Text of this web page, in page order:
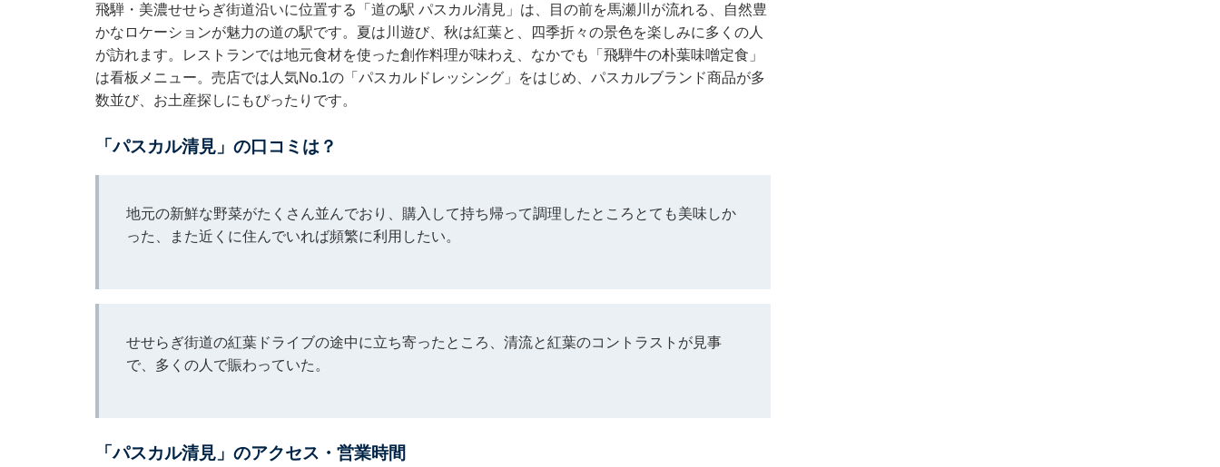
飛騨・美濃せせらぎ街道沿いに位置する「道の駅 パスカル清見」は、目の前を馬瀬川が流れる、自然豊
かなロケーションが魅力の道の駅です。夏は川遊び、秋は紅葉と、四季折々の景色を楽しみに多くの人
が訪れます。レストランでは地元食材を使った創作料理が味わえ、なかでも「飛騨牛の朴葉味噌定食」
は看板メニュー。売店では人気No.1の「パスカルドレッシング」をはじめ、パスカルブランド商品が多
数並び、お土産探しにもぴったりです。
「パスカル清見」の口コミは？
地元の新鮮な野菜がたくさん並んでおり、購入して持ち帰って調理したところとても美味しか
った、また近くに住んでいれば頻繁に利用したい。
せせらぎ街道の紅葉ドライブの途中に立ち寄ったところ、清流と紅葉のコントラストが見事
で、多くの人で賑わっていた。
「パスカル清見」のアクセス・営業時間